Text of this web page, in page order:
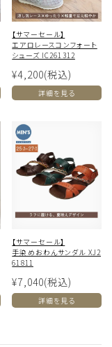
【サマーセール】
エアロレースコンフォート
シューズ IC261312
¥4,200(税込)
詳細を見る
【サマーセール】
手染めおわんサンダル XJ2
61811
¥7,040(税込)
詳細を見る